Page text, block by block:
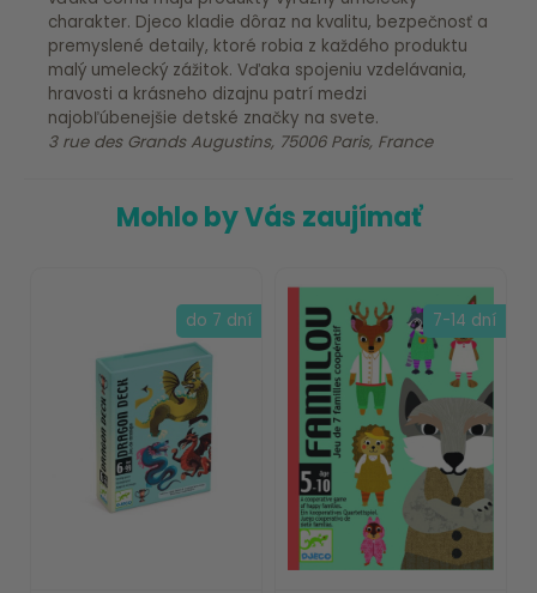
charakter. Djeco kladie dôraz na kvalitu, bezpečnosť a
premyslené detaily, ktoré robia z každého produktu
malý umelecký zážitok. Vďaka spojeniu vzdelávania,
hravosti a krásneho dizajnu patrí medzi
najobľúbenejšie detské značky na svete.
3 rue des Grands Augustins, 75006 Paris, France
Mohlo by Vás zaujímať
do 7 dní 7-14 dní